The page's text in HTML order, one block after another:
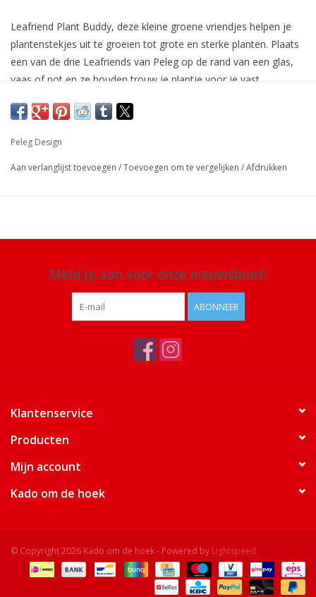
Leafriend Plant Buddy, deze kleine groene vriendjes helpen je
plantenstekjes uit te groeien tot grote en sterke planten. Plaats
een van de drie Leafriends van Peleg op de rand van een glas,
vaas of pot en ze houden trouw je plantje voor je vast.
Afmeting:7 x 3,5 x 2 cm verpakking 17,5 x 12,5 x 3,5 cm
Peleg Design
Aan verlanglijst toevoegen /Toevoegen om te vergelijken /Afdrukken
Meld je aan voor onze nieuwsbrief:
ABONNEER
Klantenservice
Producten
Mijn account
Kado om de hoek
© Copyright 2026 Kado om de hoek - Powered by Lightspeed